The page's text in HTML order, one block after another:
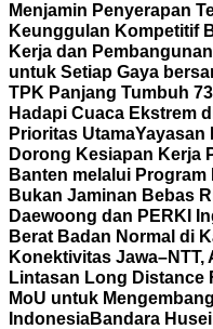
Menjamin Penyerapan
Keunggulan Kompetitif
Kerja dan
untuk Setiap Gaya
TPK Panjang Tumbuh
Hadapi Cuaca Ekstrem
Prioritas UtamaYayasan
Dorong Kesiapan Kerja
Banten melalui Program
Bukan Jaminan Bebas
Daewoong dan PERKI
Berat Badan Normal di
Konektivitas
Lintasan Long Distance
MoU untuk
IndonesiaBandara